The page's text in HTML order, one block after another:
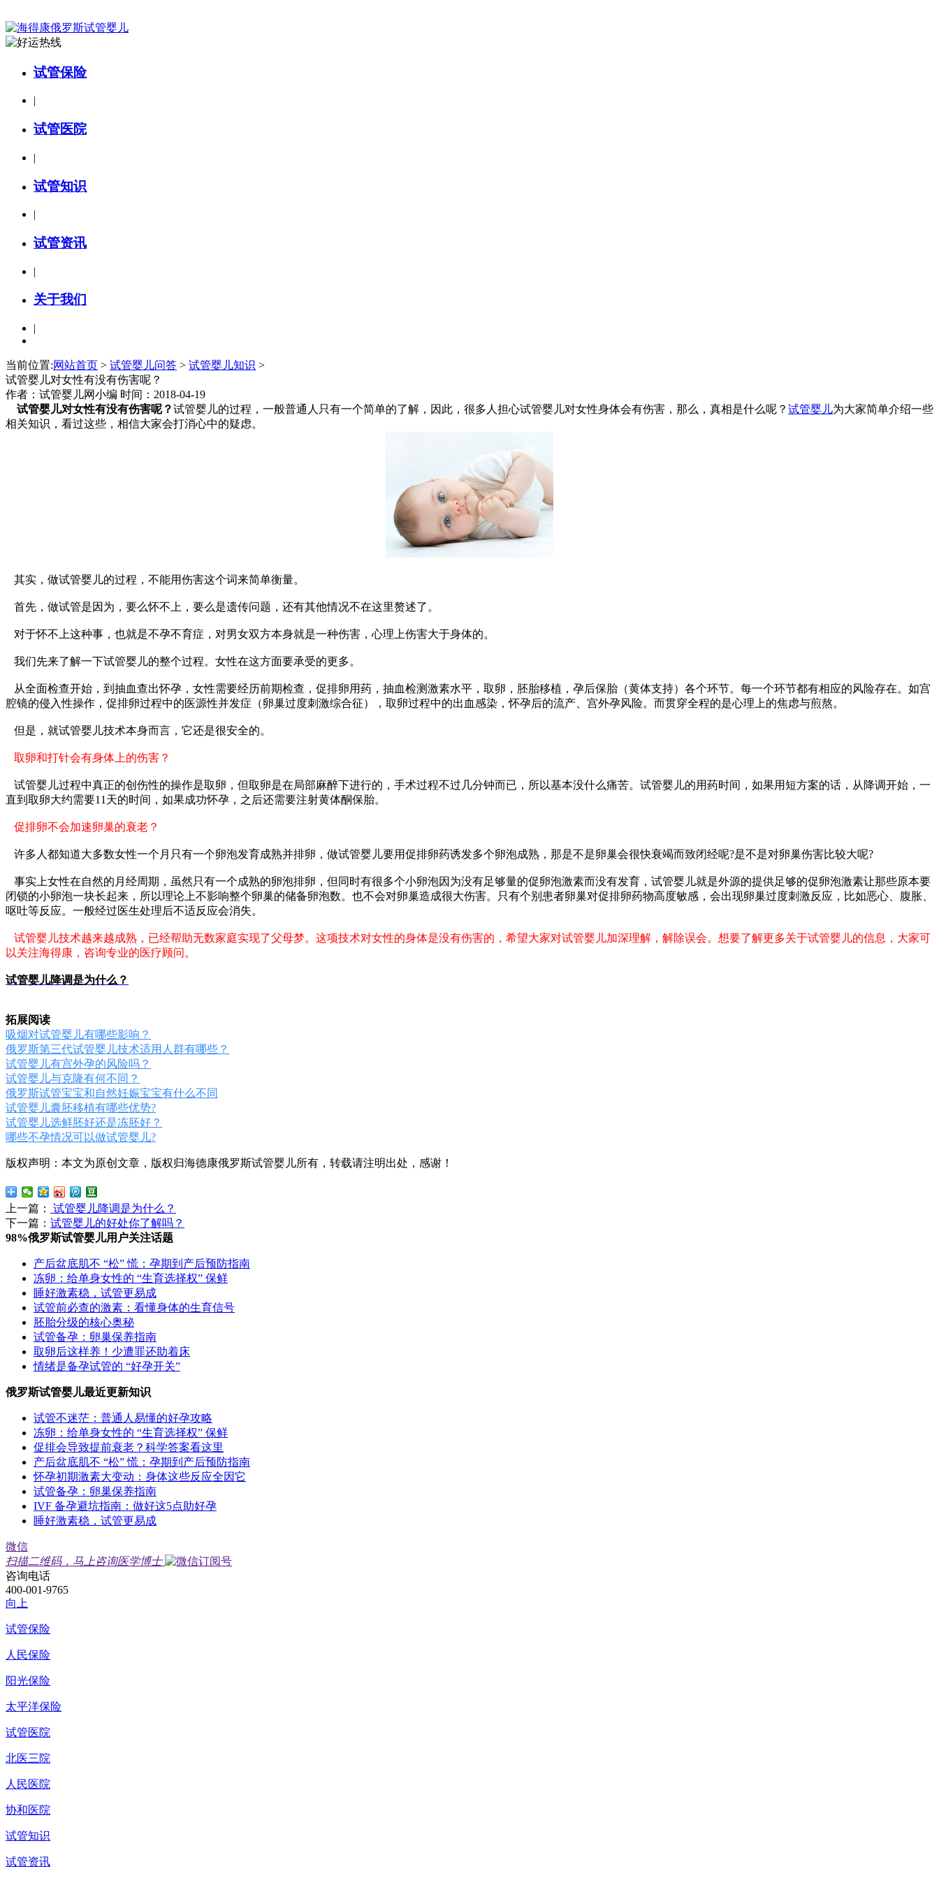
试管保险
|
试管医院
|
试管知识
|
试管资讯
|
关于我们
|
当前位置:网站首页 > 试管婴儿问答 > 试管婴儿知识 >
试管婴儿对女性有没有伤害呢？
作者：试管婴儿网小编 时间：2018-04-19
试管婴儿对女性有没有伤害呢？试管婴儿的过程，一般普通人只有一个简单的了解，因此，很多人担心试管婴儿对女性身体会有伤害，那么，真相是什么呢？ 试管婴儿为大家简单介绍一些
相关知识，看过这些，相信大家会打消心中的疑虑。
其实，做试管婴儿的过程，不能用伤害这个词来简单衡量。
首先，做试管是因为，要么怀不上，要么是遗传问题，还有其他情况不在这里赘述了。
对于怀不上这种事，也就是不孕不育症，对男女双方本身就是一种伤害，心理上伤害大于身体的。
我们先来了解一下试管婴儿的整个过程。女性在这方面要承受的更多。
从全面检查开始，到抽血查出怀孕，女性需要经历前期检查，促排卵用药，抽血检测激素水平，取卵，胚胎移植，孕后保胎（黄体支持）各个环节。每一个环节都有相应的风险存在。如宫
腔镜的侵入性操作，促排卵过程中的医源性并发症（卵巢过度刺激综合征），取卵过程中的出血感染，怀孕后的流产、宫外孕风险。而贯穿全程的是心理上的焦虑与煎熬。
但是，就试管婴儿技术本身而言，它还是很安全的。
取卵和打针会有身体上的伤害？
试管婴儿过程中真正的创伤性的操作是取卵，但取卵是在局部麻醉下进行的，手术过程不过几分钟而已，所以基本没什么痛苦。试管婴儿的用药时间，如果用短方案的话，从降调开始，一
直到取卵大约需要11天的时间，如果成功怀孕，之后还需要注射黄体酮保胎。
促排卵不会加速卵巢的衰老？
许多人都知道大多数女性一个月只有一个卵泡发育成熟并排卵，做试管婴儿要用促排卵药诱发多个卵泡成熟，那是不是卵巢会很快衰竭而致闭经呢?是不是对卵巢伤害比较大呢?
事实上女性在自然的月经周期，虽然只有一个成熟的卵泡排卵，但同时有很多个小卵泡因为没有足够量的促卵泡激素而没有发育，试管婴儿就是外源的提供足够的促卵泡激素让那些原本要
闭锁的小卵泡一块长起来，所以理论上不影响整个卵巢的储备卵泡数。也不会对卵巢造成很大伤害。只有个别患者卵巢对促排卵药物高度敏感，会出现卵巢过度刺激反应，比如恶心、腹胀、
呕吐等反应。一般经过医生处理后不适反应会消失。
试管婴儿技术越来越成熟，已经帮助无数家庭实现了父母梦。这项技术对女性的身体是没有伤害的，希望大家对试管婴儿加深理解，解除误会。想要了解更多关于试管婴儿的信息，大家可
以关注海得康，咨询专业的医疗顾问。
试管婴儿降调是为什么？
拓展阅读
吸烟对试管婴儿有哪些影响？
俄罗斯第三代试管婴儿技术适用人群有哪些？
试管婴儿有宫外孕的风险吗？
试管婴儿与克隆有何不同？
俄罗斯试管宝宝和自然妊娠宝宝有什么不同
试管婴儿囊胚移植有哪些优势?
试管婴儿选鲜胚好还是冻胚好？
哪些不孕情况可以做试管婴儿?
版权声明：本文为原创文章，版权归海德康俄罗斯试管婴儿所有，转载请注明出处，感谢！
上一篇：
试管婴儿降调是为什么？
下一篇： 试管婴儿的好处你了解吗？
98%俄罗斯试管婴儿用户关注话题
产后盆底肌不 “松” 慌：孕期到产后预防指南
冻卵：给单身女性的 “生育选择权” 保鲜
睡好激素稳，试管更易成
试管前必查的激素：看懂身体的生育信号
胚胎分级的核心奥秘
试管备孕：卵巢保养指南
取卵后这样养！少遭罪还助着床
情绪是备孕试管的 “好孕开关”
俄罗斯试管婴儿最近更新知识
试管不迷茫：普通人易懂的好孕攻略
冻卵：给单身女性的 “生育选择权” 保鲜
促排会导致提前衰老？科学答案看这里
产后盆底肌不 “松” 慌：孕期到产后预防指南
怀孕初期激素大变动：身体这些反应全因它
试管备孕：卵巢保养指南
IVF 备孕避坑指南：做好这5点助好孕
睡好激素稳，试管更易成
微信
扫描二维码，马上咨询医学博士
咨询电话
400-001-9765
向上
试管保险
人民保险
阳光保险
太平洋保险
试管医院
北医三院
人民医院
协和医院
试管知识
试管资讯